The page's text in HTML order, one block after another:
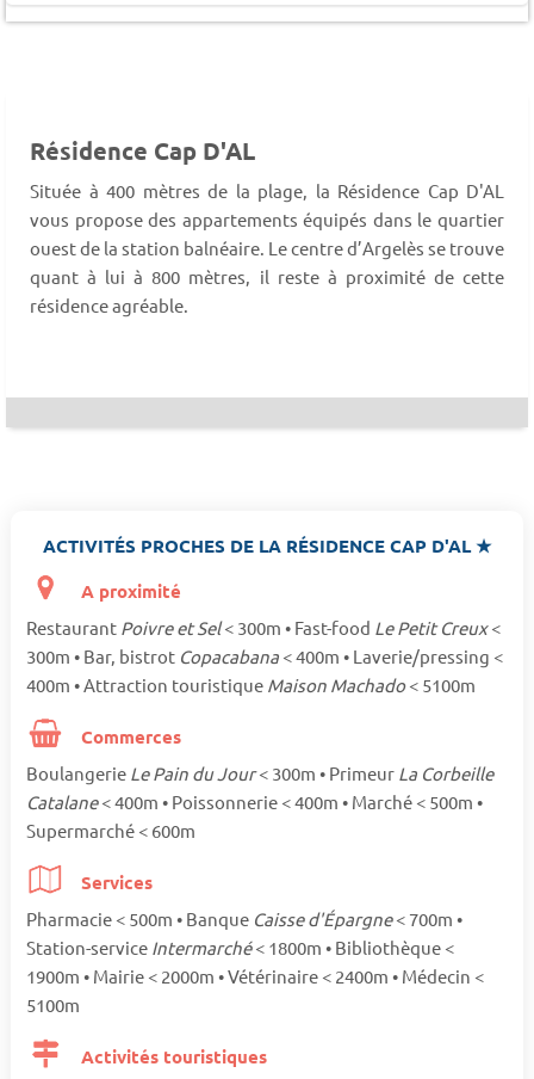
Résidence Cap D'AL
Située à 400 mètres de la plage, la Résidence Cap D'AL
vous propose des appartements équipés dans le quartier
ouest de la station balnéaire. Le centre d’Argelès se trouve
quant à lui à 800 mètres, il reste à proximité de cette
résidence agréable.
ACTIVITÉS PROCHES DE LA RÉSIDENCE CAP D'AL ★
A proximité
Restaurant Poivre et Sel< 300m • Fast-food Le Petit Creux<
300m • Bar, bistrot Copacabana < 400m • Laverie/pressing <
400m • Attraction touristique Maison Machado< 5100m
Commerces
Boulangerie Le Pain du Jour< 300m • Primeur La Corbeille
Catalane< 400m • Poissonnerie < 400m • Marché < 500m •
Supermarché < 600m
Services
Pharmacie < 500m • Banque Caisse d'Épargne< 700m •
Station-service Intermarché< 1800m • Bibliothèque <
1900m • Mairie < 2000m • Vétérinaire < 2400m • Médecin <
5100m
Activités touristiques